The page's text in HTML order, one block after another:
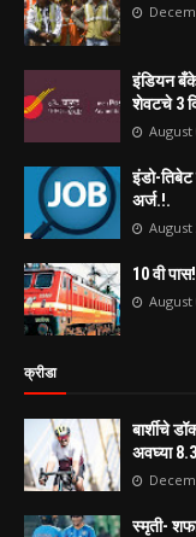
इंडियन
शेवटचे 3
August
इंडो-तिबेट
अर्ज.!.
August
10 वी
August
क्रीडा
बार्शीचे
अवघ्या
स्मृती-